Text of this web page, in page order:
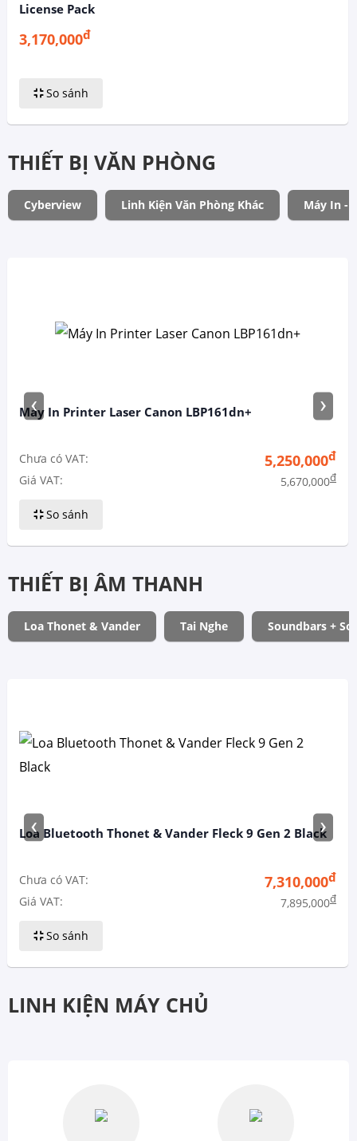
License Pack
3,170,000đ
So sánh
THIẾT BỊ VĂN PHÒNG
Cyberview Linh Kiện Văn Phòng Khác Máy In -
Máy In Printer Laser Canon LBP161dn+
Chưa có VAT: 5,250,000đ
Giá VAT: 5,670,000đ
So sánh
‹ ›
THIẾT BỊ ÂM THANH
Loa Thonet & Vander Tai Nghe Soundbars +
Loa Bluetooth Thonet & Vander Fleck 9 Gen 2 Black
Chưa có VAT: 7,310,000đ
Giá VAT: 7,895,000đ
So sánh
‹ ›
LINH KIỆN MÁY CHỦ